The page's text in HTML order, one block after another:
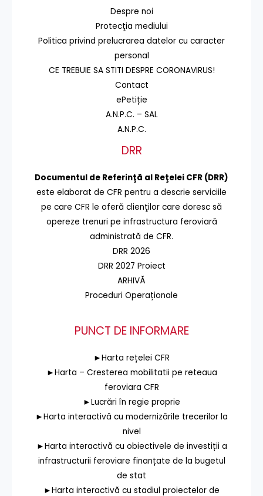
Despre noi
Protecţia mediului
Politica privind prelucrarea datelor cu caracter
personal
CE TREBUIE SA STITI DESPRE CORONAVIRUS!
Contact
ePetiție
A.N.P.C. – SAL
A.N.P.C.
DRR
Documentul de Referinţă al Reţelei CFR (DRR)
este elaborat de CFR pentru a descrie serviciile
pe care CFR le oferă clienţilor care doresc să
opereze trenuri pe infrastructura feroviară
administrată de CFR.
DRR 2026
DRR 2027 Proiect
ARHIVĂ
Proceduri Operaționale
PUNCT DE INFORMARE
►Harta rețelei CFR
►Harta – Cresterea mobilitatii pe reteaua
feroviara CFR
►Lucrări în regie proprie
►Harta interactivă cu modernizările trecerilor la
nivel
►Harta interactivă cu obiectivele de investiții a
infrastructurii feroviare finanțate de la bugetul
de stat
►Harta interactivă cu stadiul proiectelor de